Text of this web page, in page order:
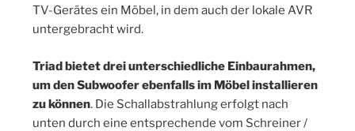
TV-Gerätes ein Möbel, in dem auch der lokale AVR
untergebracht wird.
Triad bietet drei unterschiedliche Einbaurahmen,
um den Subwoofer ebenfalls im Möbel installieren
zu können. Die Schallabstrahlung erfolgt nach
unten durch eine entsprechende vom Schreiner /